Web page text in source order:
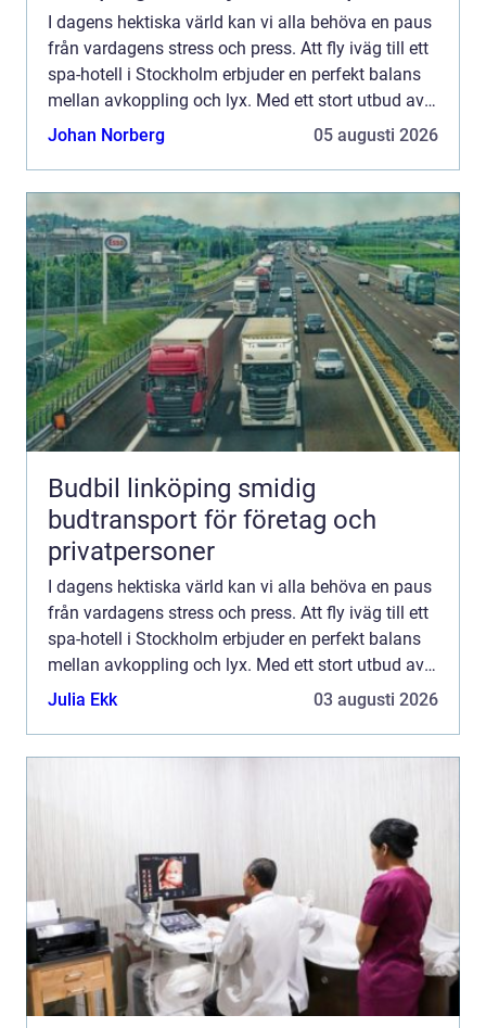
I dagens hektiska värld kan vi alla behöva en paus
från vardagens stress och press. Att fly iväg till ett
spa-hotell i Stockholm erbjuder en perfekt balans
mellan avkoppling och lyx. Med ett stort utbud av
spa-behandlingar och sp...
Johan Norberg 05 augusti 2026
Budbil linköping smidig
budtransport för företag och
privatpersoner
I dagens hektiska värld kan vi alla behöva en paus
från vardagens stress och press. Att fly iväg till ett
spa-hotell i Stockholm erbjuder en perfekt balans
mellan avkoppling och lyx. Med ett stort utbud av
spa-behandlingar och sp...
Julia Ekk 03 augusti 2026